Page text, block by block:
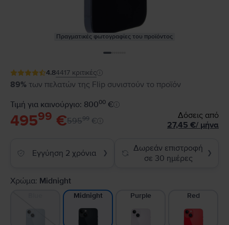
Πραγματικές φωτογραφίες του προϊόντος
4.84417 κριτικές
89% των πελατών της Flip συνιστούν το προϊόν
Τιμή για καινούργιο: 80000 €
49599 €59599 €
Δόσεις από
27,45 €/ μήνα
Εγγύηση 2 χρόνια ❯
Δωρεάν επιστροφή
σε 30 ημέρες
❯
Χρώμα: Midnight
Midnight Purple Red